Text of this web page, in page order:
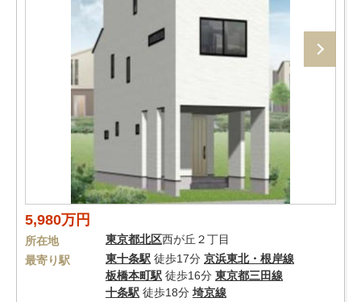
5,980万円
所在地 東京都北区西が丘２丁目
最寄り駅
東十条駅 徒歩17分 京浜東北・根岸線
板橋本町駅 徒歩16分 東京都三田線
十条駅 徒歩18分 埼京線